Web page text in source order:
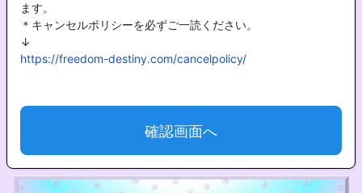
ます。
＊キャンセルポリシーを必ずご一読ください。
https://freedom-destiny.com/cancelpolicy/